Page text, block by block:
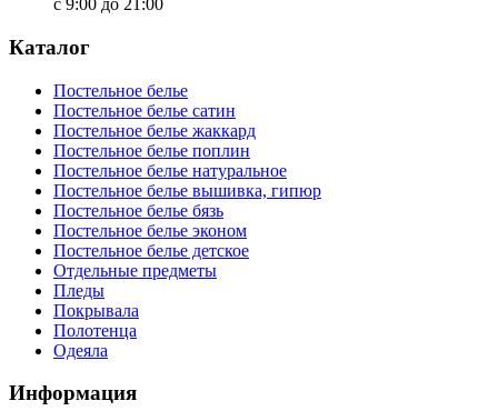
с 9:00 до 21:00
Каталог
Постельное белье
Постельное белье сатин
Постельное белье жаккард
Постельное белье поплин
Постельное белье натуральное
Постельное белье вышивка, гипюр
Постельное белье бязь
Постельное белье эконом
Постельное белье детское
Отдельные предметы
Пледы
Покрывала
Полотенца
Одеяла
Информация